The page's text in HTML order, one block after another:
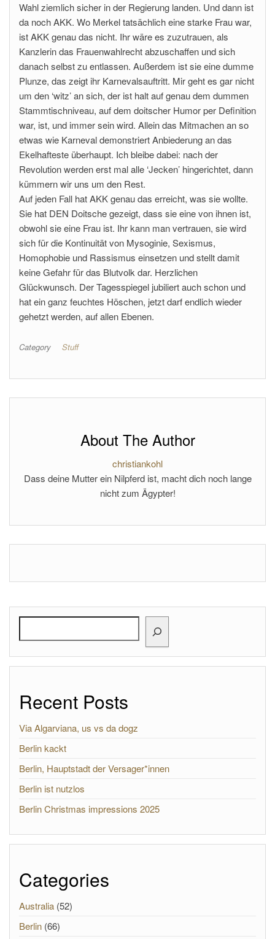
Wahl ziemlich sicher in der Regierung landen. Und dann ist
da noch AKK. Wo Merkel tatsächlich eine starke Frau war,
ist AKK genau das nicht. Ihr wäre es zuzutrauen, als
Kanzlerin das Frauenwahlrecht abzuschaffen und sich
danach selbst zu entlassen. Außerdem ist sie eine dumme
Plunze, das zeigt ihr Karnevalsauftritt. Mir geht es gar nicht
um den ‘witz’ an sich, der ist halt auf genau dem dummen
Stammtischniveau, auf dem doitscher Humor per Definition
war, ist, und immer sein wird. Allein das Mitmachen an so
etwas wie Karneval demonstriert Anbiederung an das
Ekelhafteste überhaupt. Ich bleibe dabei: nach der
Revolution werden erst mal alle ‘Jecken’ hingerichtet, dann
kümmern wir uns um den Rest.
Auf jeden Fall hat AKK genau das erreicht, was sie wollte.
Sie hat DEN Doitsche gezeigt, dass sie eine von ihnen ist,
obwohl sie eine Frau ist. Ihr kann man vertrauen, sie wird
sich für die Kontinuität von Mysoginie, Sexismus,
Homophobie und Rassismus einsetzen und stellt damit
keine Gefahr für das Blutvolk dar. Herzlichen
Glückwunsch. Der Tagesspiegel jubiliert auch schon und
hat ein ganz feuchtes Höschen, jetzt darf endlich wieder
gehetzt werden, auf allen Ebenen.
Category Stuff
About The Author
christiankohl
Dass deine Mutter ein Nilpferd ist, macht dich noch lange
nicht zum Ägypter!
Recent Posts
Via Algarviana, us vs da dogz
Berlin kackt
Berlin, Hauptstadt der Versager*innen
Berlin ist nutzlos
Berlin Christmas impressions 2025
Categories
Australia (52)
Berlin (66)